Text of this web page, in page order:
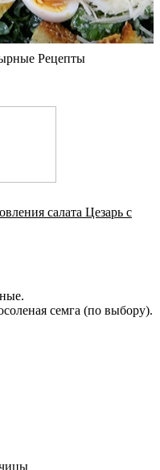
Рецепты
салата Цезарь с
семга (по выбору).